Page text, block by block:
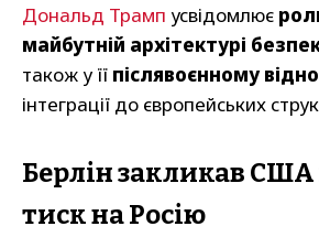
Дональд Трамп усвідомлює
майбутній архітектурі
також у її післявоєнному
інтеграції до європейських
Берлін закликав
тиск на Росію